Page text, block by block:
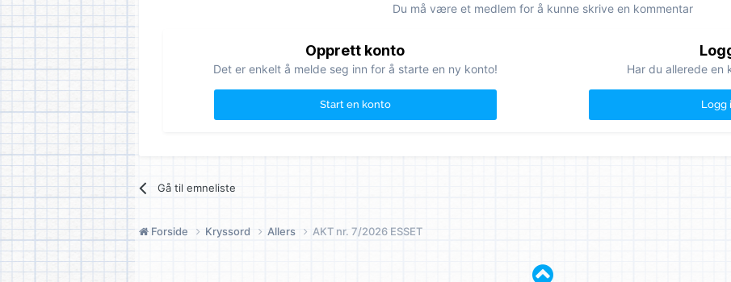
Du må være et medlem for å kunne skrive en kommentar
Opprett konto
Det er enkelt å melde seg inn for å starte en ny konto!
Start en konto
Har du allerede en
Logg
Gå til emneliste
Forside Kryssord Allers AKT nr. 7/2026 ESSET